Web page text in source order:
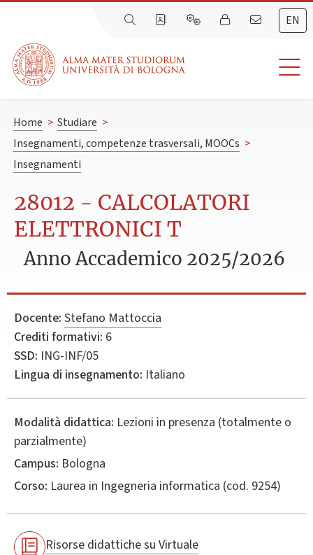
EN
Home > Studiare >
Insegnamenti, competenze trasversali, MOOCs >
Insegnamenti
28012 - CALCOLATORI
ELETTRONICI T
Anno Accademico 2025/2026
Docente: Stefano Mattoccia
Crediti formativi: 6
SSD: ING-INF/05
Lingua di insegnamento: Italiano
Modalità didattica: Lezioni in presenza (totalmente o
parzialmente)
Campus: Bologna
Corso: Laurea in Ingegneria informatica (cod. 9254)
Risorse didattiche su Virtuale